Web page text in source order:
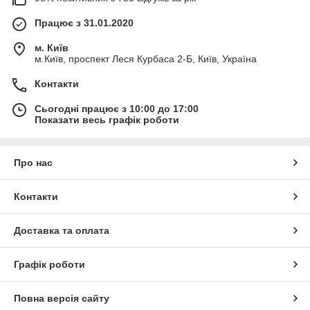
Працює з 31.01.2020
м. Київ
м.Київ, проспект Леся Курбаса 2-Б, Київ, Україна
Контакти
Сьогодні працює з 10:00 до 17:00
Показати весь графік роботи
Про нас
Контакти
Доставка та оплата
Графік роботи
Повна версія сайту